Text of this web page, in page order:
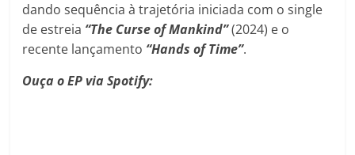
dando sequência à trajetória iniciada com o single
de estreia “The Curse of Mankind”(2024) e o
recente lançamento “Hands of Time”.
Ouça o EP via Spotify: